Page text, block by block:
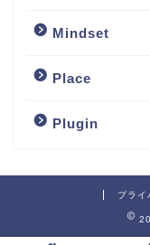
Mindset
Place
Plugin
プライ